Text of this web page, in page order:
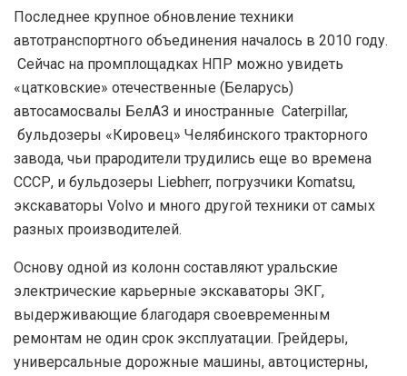
Последнее крупное обновление техники
автотранспортного объединения началось в 2010 году.
Сейчас на промплощадках НПР можно увидеть
«цатковские» отечественные (Беларусь)
автосамосвалы БелАЗ и иностранные Caterpillar,
бульдозеры «Кировец» Челябинского тракторного
завода, чьи прародители трудились еще во времена
СССР, и бульдозеры Liebherr, погрузчики Komatsu,
экскаваторы Volvo и много другой техники от самых
разных производителей.
Основу одной из колонн составляют уральские
электрические карьерные экскаваторы ЭКГ,
выдерживающие благодаря своевременным
ремонтам не один срок эксплуатации. Грейдеры,
универсальные дорожные машины, автоцистерны,